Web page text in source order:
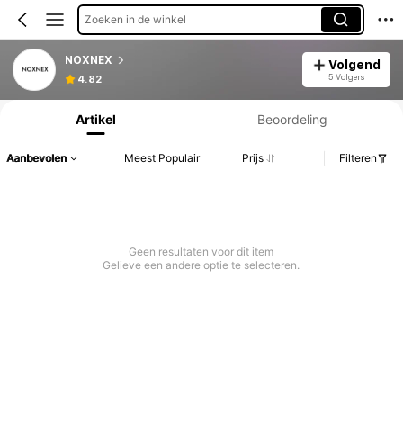
Zoeken in de winkel
NOXNEX
4.82
Volgend
5 Volgers
Productinformatie: Prijsopenbaring, Verkoop- en Voorraadgegevens.
Artikel Beoordeling
Aanbevolen Meest Populair Prijs Filteren
Geen resultaten voor dit item
Gelieve een andere optie te selecteren.